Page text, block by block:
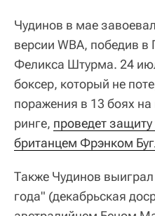
Чудинов в мае
версии WBA, победив
Феликса Штурма. 24
боксер, который не
поражения в 13 боях
ринге, проведет
британцем Фрэнком
Также Чудинов
года" (декабрьская